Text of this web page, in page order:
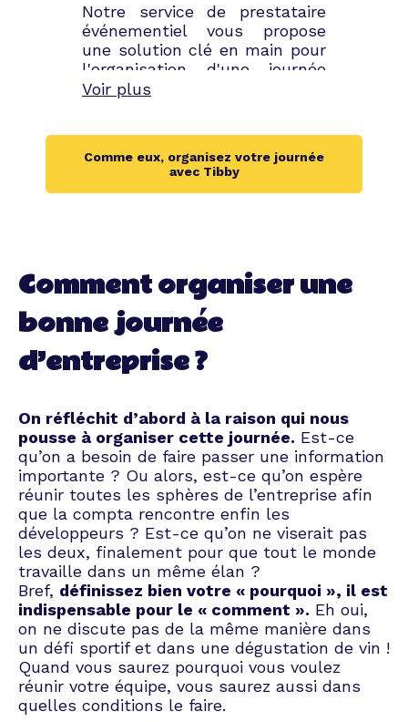
Notre service de prestataire
événementiel vous propose
une solution clé en main pour
l'organisation d'une journée
d'entreprise réussie. Nous
planification du programme en
passant par la gestion de la
vos objectifs, afin de concevoir
un événement sur mesure qui
reflète l'image et les valeurs
de votre entreprise. Nous
mettons tout en œuvre pour
créer une journée mémorable,
équipe, renforcer votre culture
d'entreprise ou célébrer une
réalisation importante. Faites-
nous confiance pour faire de
votre journée d'entreprise un
succès total.
Voir plus
Comme eux, organisez votre journée
avec Tibby
Comment organiser une
bonne journée
d’entreprise ?
On réfléchit d’abord à la raison qui nous
pousse à organiser cette journée. Est-ce
qu’on a besoin de faire passer une information
importante ? Ou alors, est-ce qu’on espère
réunir toutes les sphères de l’entreprise afin
que la compta rencontre enfin les
développeurs ? Est-ce qu’on ne viserait pas
les deux, finalement pour que tout le monde
travaille dans un même élan ?
Bref, définissez bien votre « pourquoi », il est
indispensable pour le « comment ». Eh oui,
on ne discute pas de la même manière dans
un défi sportif et dans une dégustation de vin !
Quand vous saurez pourquoi vous voulez
réunir votre équipe, vous saurez aussi dans
quelles conditions le faire.